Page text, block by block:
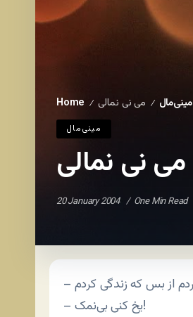
Home / مينی‌مال / می نی نمالی
مينی‌مال
می نی نمالی
20 January 2004 One Min Read
– یخ کنی بی‌نمک!